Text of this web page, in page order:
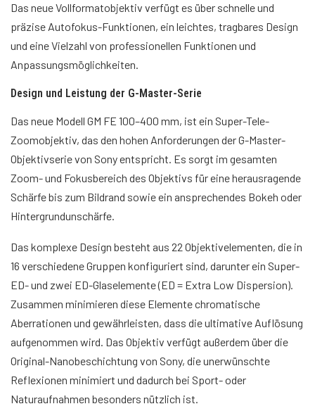
Das neue Vollformatobjektiv verfügt es über schnelle und
präzise Autofokus-Funktionen, ein leichtes, tragbares Design
und eine Vielzahl von professionellen Funktionen und
Anpassungsmöglichkeiten.
Design und Leistung der G-Master-Serie
Das neue Modell GM FE 100–400 mm, ist ein Super-Tele-
Zoomobjektiv, das den hohen Anforderungen der G-Master-
Objektivserie von Sony entspricht. Es sorgt im gesamten
Zoom- und Fokusbereich des Objektivs für eine herausragende
Schärfe bis zum Bildrand sowie ein ansprechendes Bokeh oder
Hintergrundunschärfe.
Das komplexe Design besteht aus 22 Objektivelementen, die in
16 verschiedene Gruppen konfiguriert sind, darunter ein Super-
ED- und zwei ED-Glaselemente (ED = Extra Low Dispersion).
Zusammen minimieren diese Elemente chromatische
Aberrationen und gewährleisten, dass die ultimative Auflösung
aufgenommen wird. Das Objektiv verfügt außerdem über die
Original-Nanobeschichtung von Sony, die unerwünschte
Reflexionen minimiert und dadurch bei Sport- oder
Naturaufnahmen besonders nützlich ist.